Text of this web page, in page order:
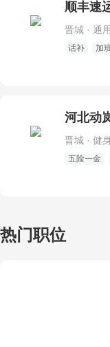
顺丰速
晋城 · 通
话补 加
河北动
晋城 · 健
五险一金
热门职位